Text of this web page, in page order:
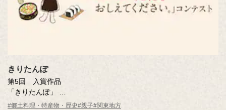
きりたんぽ
第5回 入賞作品
「きりたんぽ」
木村 良子さん（栃木県・60歳）
#郷土料理・特産物・歴史#親子#関東地方